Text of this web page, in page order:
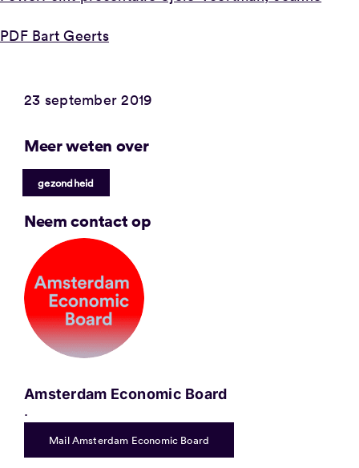
PDF Bart Geerts
23 september 2019
Meer weten over
gezondheid
Neem contact op
Amsterdam Economic Board
.
Mail Amsterdam Economic Board